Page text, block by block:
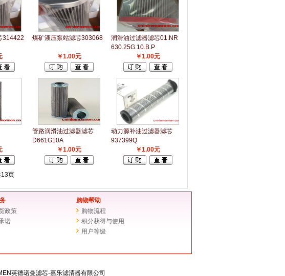
314422 煤矿液压泵站滤芯303068
￥1.00元
润滑油过滤器滤芯01.NR
630.25G.10.B.P
￥1.00元
管路润滑油过滤器滤芯
D661G10A
￥1.00元
动力源补油过滤器滤芯
937399Q
￥1.00元
页
政策
诺
购物帮助
购物流程
积分获得与使用
用户等级
英德诺曼滤芯-嘉乐滤清器有限公司